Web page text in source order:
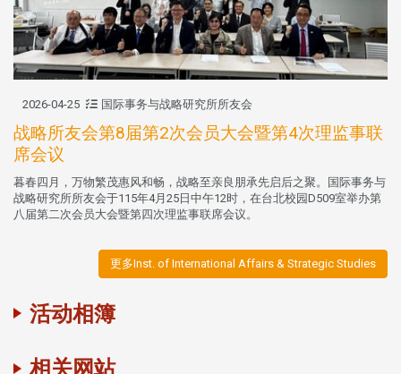
2026-04-25 国际事务与战略研究所所友会
战略所友会第8届第2次会员大会暨第4次理监事联
席会议
暮春四月，万物繁茂惠风和畅，战略至亲良朋承先启后之聚。国际事务与
战略研究所所友会于115年4月25日中午12时，在台北校园D509室举办第
八届第二次会员大会暨第四次理监事联席会议。
更多Inst. of International Affairs & Strategic Studies
活动相簿
相关网站